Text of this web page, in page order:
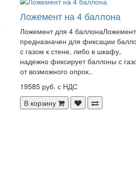
Ложемент на 4 баллона
Ложемент для 4 баллонаЛожемент
предназначен для фиксации
с газом к стене, либо в шкафу,
надежно фиксирует баллоны с
от возможного опрок..
19585 руб. с НДС
В корзину